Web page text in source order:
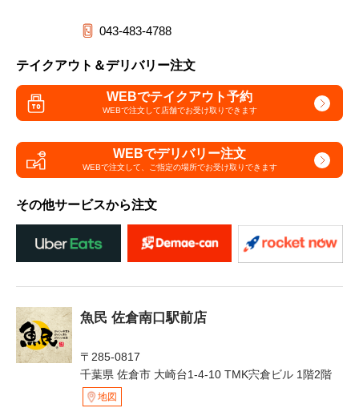
043-483-4788
テイクアウト＆デリバリー注文
WEBでテイクアウト予約
WEBで注文して店舗でお受け取りできます
WEBでデリバリー注文
WEBで注文して、 ご指定の場所でお受け取りできます
その他サービスから注文
魚民 佐倉南口駅前店
〒285-0817
千葉県 佐倉市 大崎台1-4-10 TMK宍倉ビル 1階2階
地図